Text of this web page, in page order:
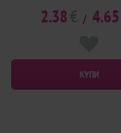
2.38 / 4.65
КУПИ